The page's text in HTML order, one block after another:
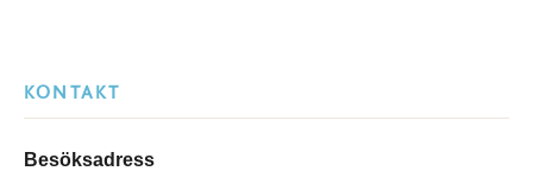
KONTAKT
Besöksadress